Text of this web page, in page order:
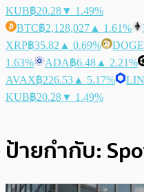
KUB฿20.28▼ 1.49%
BTC฿2,128,027 ▲ 1.61%
XRP฿35.82 ▲ 0.69% DOGE
1.63%
ADA฿6.48 ▲ 2.21%
AVAX฿226.53 ▲ 5.17%
KUB฿20.28▼ 1.49%
ป้ายกำกับ: